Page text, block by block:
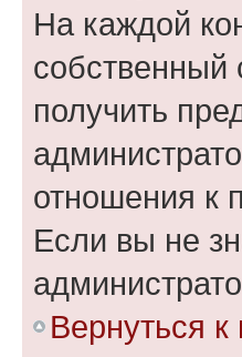
На каждой
получить
отношения к
Если вы не
Вернуться к